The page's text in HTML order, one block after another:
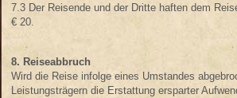
7.3 Der Reisende und der Dritte haften dem
€ 20.
8. Reiseabbruch
Wird die Reise infolge eines Umstandes
Leistungsträgern die Erstattung ersparter